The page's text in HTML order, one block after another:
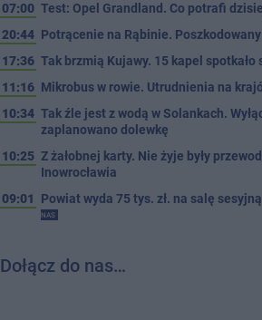
07:00 Test: Opel Grandland. Co potrafi
20:44 Potrącenie na Rąbinie.
17:36 Tak brzmią Kujawy. 15 kapel spotkało
11:16 Mikrobus w rowie. Utrudnienia na
10:34 Tak źle jest z wodą w Solankach.
zaplanowano dolewkę
10:25 Z żałobnej karty. Nie żyje były
Inowrocławia
09:01
Powiat wyda 75 tys. zł. na salę
NAS
Dołącz do nas…